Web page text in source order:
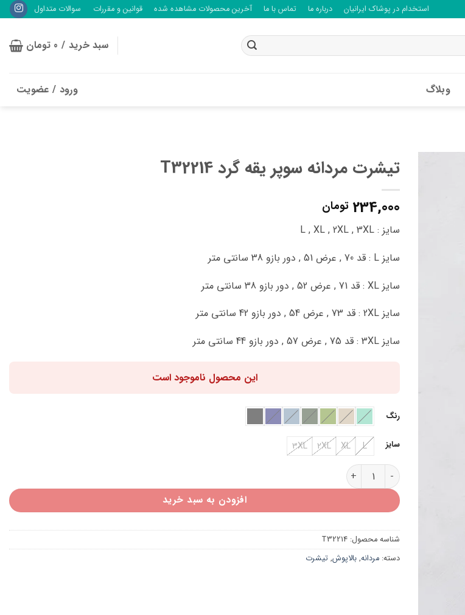
استخدام در پوشاک ایرانیان درباره ما تماس با ما آخرین محصولات مشاهده شده قوانین و مقررات سوالات متداول
سبد خرید / 0 تومان
وبلاگ ورود / عضویت
تیشرت مردانه سوپر یقه گرد T32214
234,000 تومان
سایز : L , XL , 2XL , 3XL
سایز L : قد 70 , عرض 51 , دور بازو 38 سانتی متر
سایز XL : قد 71 , عرض 52 , دور بازو 38 سانتی متر
سایز 2XL : قد 73 , عرض 54 , دور بازو 42 سانتی متر
سایز 3XL : قد 75 , عرض 57 , دور بازو 44 سانتی متر
این محصول ناموجود است
رنگ
سایز L
XL
2XL
3XL
تیشرت مردانه سوپر یقه گرد T32214 عدد
افزودن به سبد خرید
شناسه محصول: T32214
دسته: مردانه, بالاپوش, تیشرت